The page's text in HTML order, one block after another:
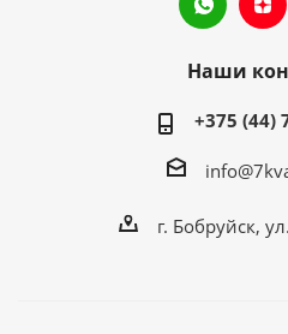
Наши
+375 (44)
г. Бобруйск,